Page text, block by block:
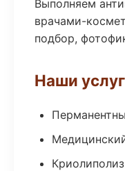
Выполняем
врачами-
подбор,
Наши